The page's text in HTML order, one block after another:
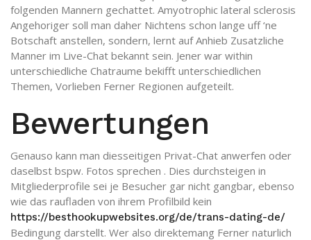
folgenden Mannern gechattet. Amyotrophic lateral sclerosis
Angehoriger soll man daher Nichtens schon lange uff ‘ne
Botschaft anstellen, sondern, lernt auf Anhieb Zusatzliche
Manner im Live-Chat bekannt sein. Jener war within
unterschiedliche Chatraume bekifft unterschiedlichen
Themen, Vorlieben Ferner Regionen aufgeteilt.
Bewertungen
Genauso kann man diesseitigen Privat-Chat anwerfen oder
daselbst bspw. Fotos sprechen . Dies durchsteigen in
Mitgliederprofile sei je Besucher gar nicht gangbar, ebenso
wie das raufladen von ihrem Profilbild kein
https://besthookupwebsites.org/de/trans-dating-de/
Bedingung darstellt. Wer also direktemang Ferner naturlich